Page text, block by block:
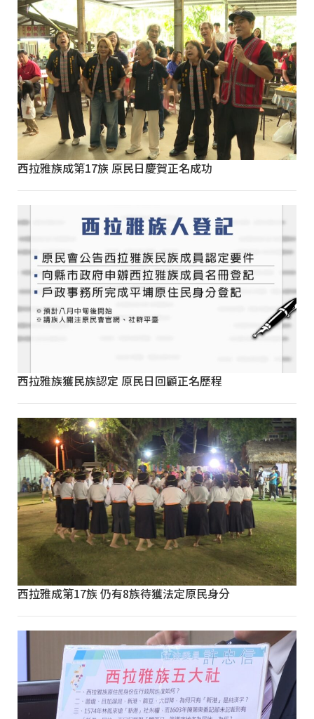
西拉雅族成第17族 原民日慶賀正名成功
西拉雅族獲民族認定 原民日回顧正名歷程
西拉雅成第17族 仍有8族待獲法定原民身分